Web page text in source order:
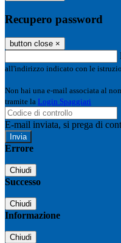
Recupero password
button close ×
all'indirizzo indicato con le
Non hai una e-mail associata al
tramite la Login Spaggiari
E-mail inviata, si prega di
Errore
Chiudi
Successo
Chiudi
Informazione
Chiudi